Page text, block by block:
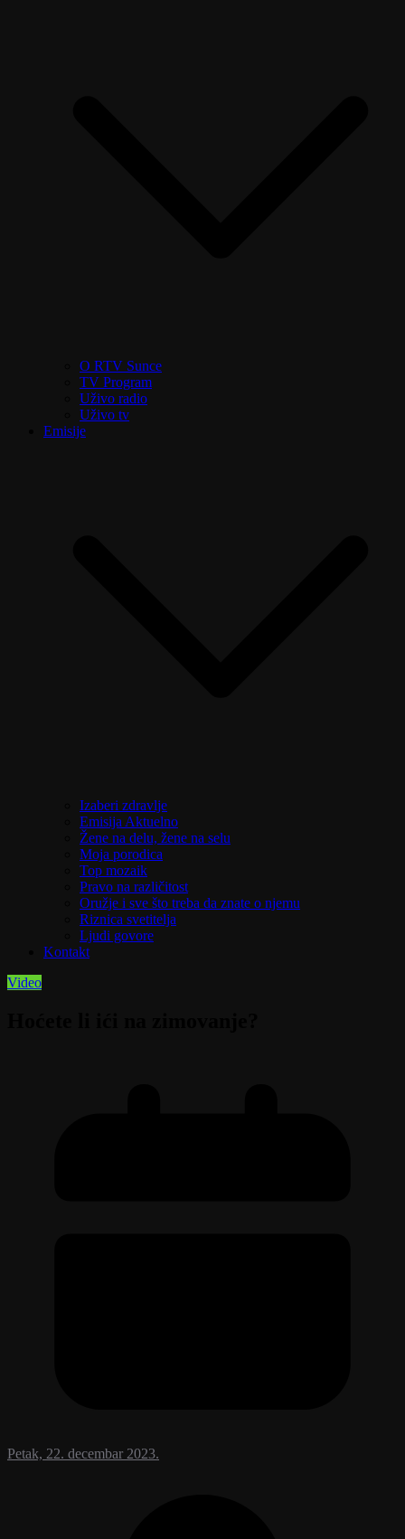
O RTV Sunce
TV Program
Uživo radio
Uživo tv
Emisije
Izaberi zdravlje
Emisija Aktuelno
Žene na delu, žene na selu
Moja porodica
Top mozaik
Pravo na različitost
Oružje i sve što treba da znate o njemu
Riznica svetitelja
Ljudi govore
Kontakt
Video
Petak, 22. decembar 2023.